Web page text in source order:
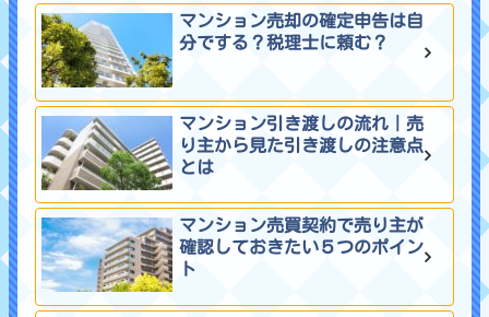
マンション売却の確定申告は自
分でする？税理士に頼む？
マンション引き渡しの流れ｜売
り主から見た引き渡しの注意点
とは
マンション売買契約で売り主が
確認しておきたい５つのポイン
ト